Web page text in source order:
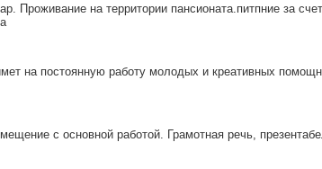
Проживание на территории пансионата.питпние за
на постоянную работу молодых и креативных
с основной работой. Грамотная речь,